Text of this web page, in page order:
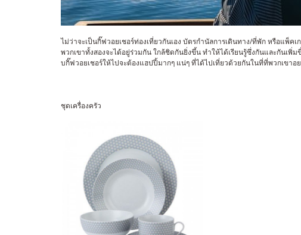
ไม่ว่าจะเป็นกิ๊ฟวอยเชอร์ท่องเที่ยวกันเอง บัตรกำนัลการเดินทาง/ที่พัก หรือแพ็
พวกเขาทั้งสองจะได้อยู่ร่วมกัน ใกล้ชิดกันยิ่งขึ้น ทำให้ได้เรียนรู้ซึ่งกันและกันเ
บกิ๊ฟวอยเชอร์ให้ไปจะต้องแฮปปี้มากๆ แน่ๆ ที่ได้ไปเที่ยวด้วยกันในที่ที่พวกเขาอ
ชุดเครื่องครัว